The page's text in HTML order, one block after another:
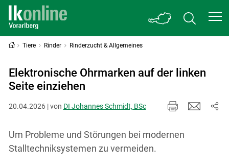
Tiere Rinder Rinderzucht & Allgemeines
Elektronische Ohrmarken auf der linken
Seite einziehen
20.04.2026 | von DI Johannes Schmidt, BSc
Um Probleme und Störungen bei modernen
Stalltechniksystemen zu vermeiden.